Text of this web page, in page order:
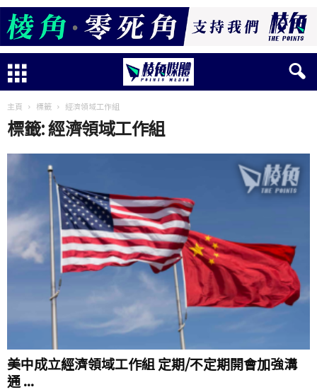
主頁 標籤 經濟領域工作組
標籤: 經濟領域工作組
美中成立經濟領域工作組 定期/不定期開會加強溝
通 ...